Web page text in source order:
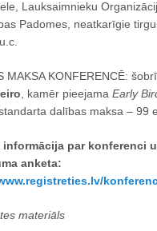
Lauksaimnieku
Padomes, neatkarīgie
MAKSA KONFERENCĒ:
, kamēr pieejama Early
dalības maksa – 99
informācija par konferenci
anketa:
materiāls